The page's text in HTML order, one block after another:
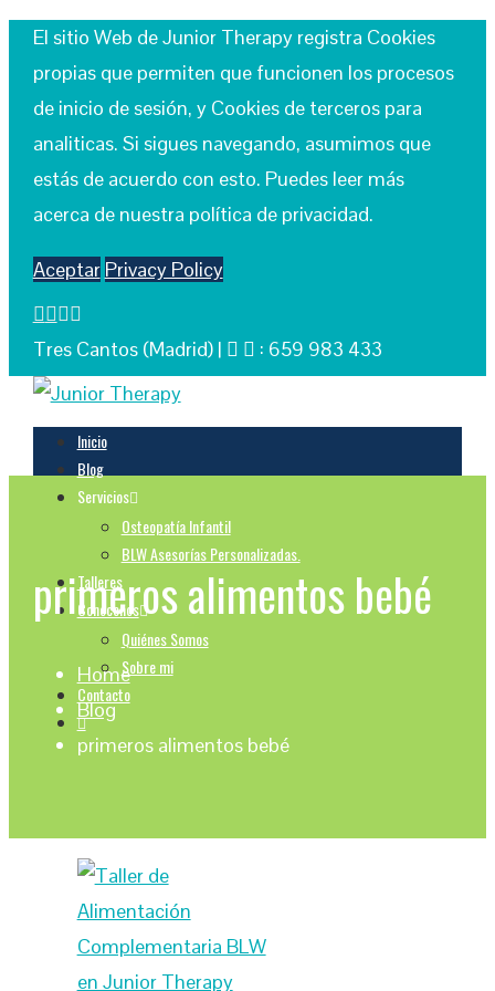
El sitio Web de Junior Therapy registra Cookies
propias que permiten que funcionen los procesos
de inicio de sesión, y Cookies de terceros para
analiticas. Si sigues navegando, asumimos que
estás de acuerdo con esto. Puedes leer más
acerca de nuestra política de privacidad.
Aceptar Privacy Policy
Tres Cantos (Madrid) | : 659 983 433
Inicio
Blog
Servicios
Osteopatía Infantil
BLW Asesorías Personalizadas.
Talleres
Conocenos
Quiénes Somos
Sobre mi
Contacto
primeros alimentos bebé
Home
Blog
primeros alimentos bebé